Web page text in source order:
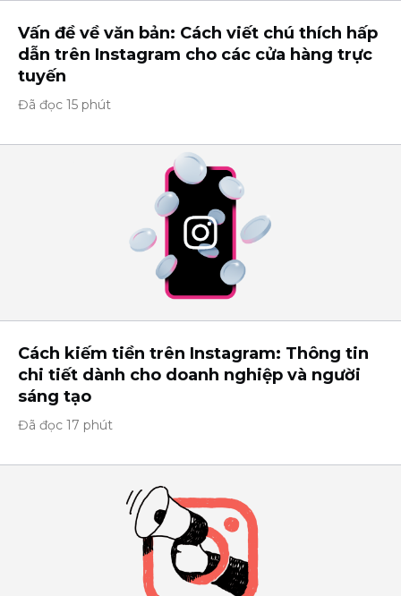
Vấn đề về văn bản: Cách viết chú thích hấp
dẫn trên Instagram cho các cửa hàng trực
tuyến
Đã đọc 15 phút
Cách kiếm tiền trên Instagram: Thông tin
chi tiết dành cho doanh nghiệp và người
sáng tạo
Đã đọc 17 phút